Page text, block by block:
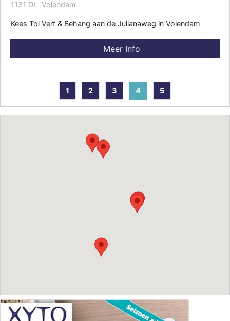
1131 DL Volendam
Kees Tol Verf & Behang aan de Julianaweg in Volendam
Meer Info
1 2 3 4 5